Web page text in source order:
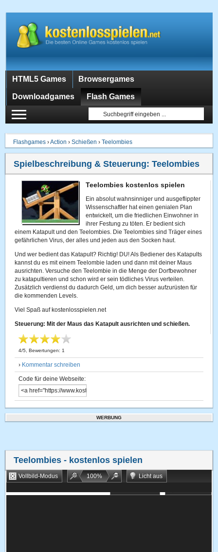
HTML5 Games Browsergames
Downloadgames Flash Games
Flashgames ›Action ›Schießen ›Teelombies
Spielbeschreibung & Steuerung:Teelombies
Teelombies kostenlos spielen
Ein absolut wahnsinniger und ausgeflippter
Wissenschaftler hat einen genialen Plan
entwickelt, um die friedlichen Einwohner in
ihrer Festung zu töten. Er bedient sich
einem Katapult und den Teelombies. Die Teelombies sind Träger eines
gefährlichen Virus, der alles und jeden aus den Socken haut.
Und wer bedient das Katapult? Richtig! DU! Als Bediener des Katapults
kannst du es mit einem Teelombie laden und dann mit deiner Maus
ausrichten. Versuche den Teelombie in die Menge der Dorfbewohner
zu katapultieren und schon wird er sein tödliches Virus verteilen.
Zusätzlich verdienst du dadurch Geld, um dich besser aufzurüsten für
die kommenden Levels.
Viel Spaß auf kostenlosspielen.net
Steuerung: Mit der Maus das Katapult ausrichten und schießen.
4/5 , Bewertungen: 1
› Kommentar schreiben
Code für deine Webseite:
WERBUNG
Teelombies - kostenlos spielen
Vollbild-Modus 100%
Licht aus